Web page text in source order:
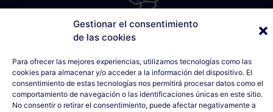
Gestionar el consentimiento
de las cookies
Para ofrecer las mejores experiencias, utilizamos tecnologías como las
cookies para almacenar y/o acceder a la información del dispositivo. El
consentimiento de estas tecnologías nos permitirá procesar datos como el
comportamiento de navegación o las identificaciones únicas en este sitio.
No consentir o retirar el consentimiento, puede afectar negativamente a
SÁBILIS
33007 Oviedo, Asturias
635 990 154
info@sabilis.com